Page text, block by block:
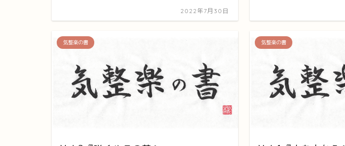
2022年7月30日
気整楽の書 気整楽の書